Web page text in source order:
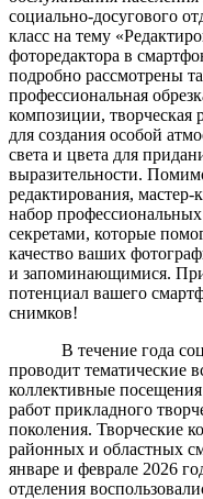
социально-досугового
класс на тему
фоторедактора в
подробно рассмотрены
профессиональная
композиции, творческая
для создания особой
света и цвета для
выразительности.
редактирования,
набор
секретами, которые
качество ваших
и запоминающимися.
потенциал вашего
снимков!
В течение года
проводит тематические
коллективные
работ прикладного
поколения. Творческие
районных и областных
январе и феврале 2026
отделения